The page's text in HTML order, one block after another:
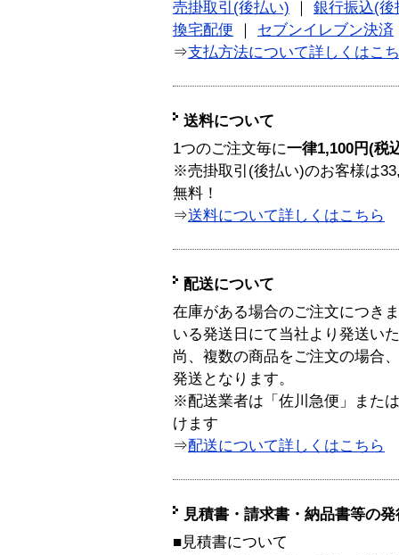
売掛取引(後払い)
銀行振込(後
換宅配便
セブンイレブン決済
⇒支払方法について詳しくはこ
送料について
1つのご注文毎に一律1,100円(税
※売掛取引(後払い)のお客様は
無料！
⇒送料について詳しくはこちら
配送について
在庫がある場合のご注文につき
いる発送日にて当社より発送い
尚、複数の商品をご注文の場合
発送となります。
※配送業者は「佐川急便」また
けます
⇒配送について詳しくはこちら
見積書・請求書・納品書等の
■見積書について